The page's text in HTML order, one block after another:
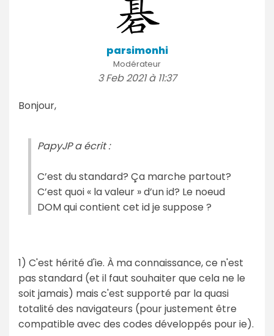
parsimonhi
Modérateur
3 Feb 2021 à 11:37
Bonjour,
PapyJP a écrit :
C’est du standard? Ça marche partout?
C’est quoi « la valeur » d’un id? Le noeud
DOM qui contient cet id je suppose ?
1) C'est hérité d'ie. À ma connaissance, ce n'est
pas standard (et il faut souhaiter que cela ne le
soit jamais) mais c'est supporté par la quasi
totalité des navigateurs (pour justement être
compatible avec des codes développés pour ie).